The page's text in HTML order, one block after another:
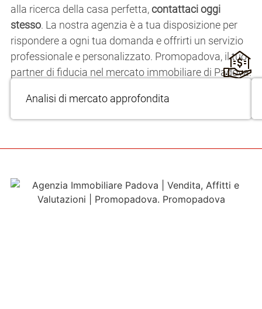
alla ricerca della casa perfetta,contattaci oggi
stesso. La nostra agenzia è a tua disposizione per
rispondere a ogni tua domanda e offrirti un servizio
professionale e personalizzato. Promopadova, il tuo
partner di fiducia nel mercato immobiliare di Padova.
Analisi di mercato approfondita